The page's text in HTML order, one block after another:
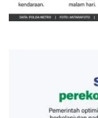
Kemarin 18:00